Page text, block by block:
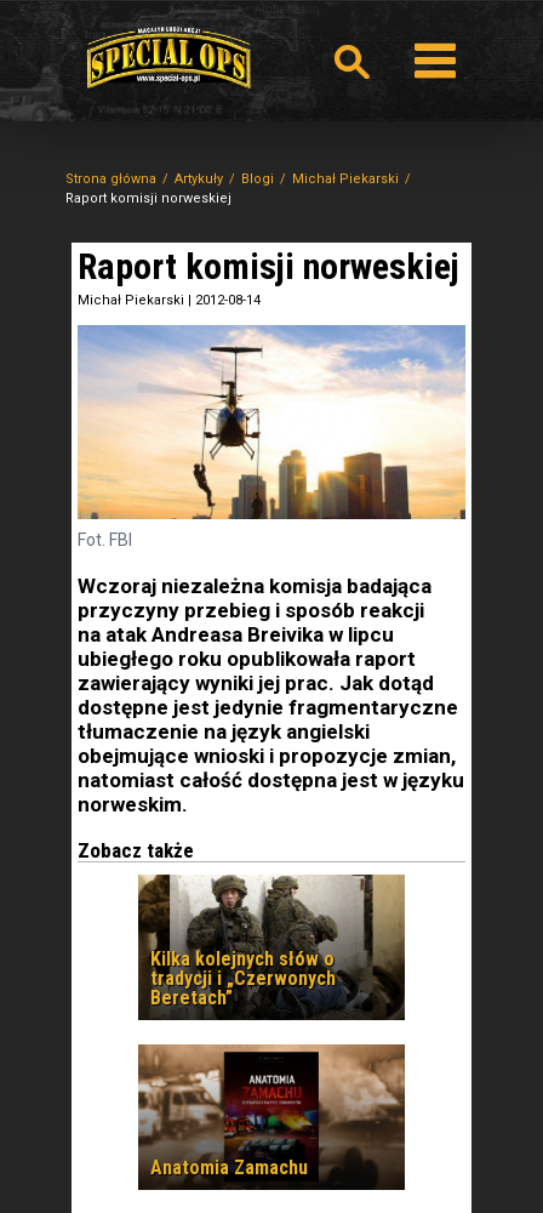
Strona główna Artykuły Blogi
Michał Piekarski
Raport komisji norweskiej
Raport komisji norweskiej
Michał Piekarski | 2012-08-14
Fot. FBI
Wczoraj niezależna komisja badająca
przyczyny przebieg i sposób reakcji
na atak Andreasa Breivika w lipcu
ubiegłego roku opublikowała raport
zawierający wyniki jej prac. Jak dotąd
dostępne jest jedynie fragmentaryczne
tłumaczenie na język angielski
obejmujące wnioski i propozycje zmian,
natomiast całość dostępna jest w języku
norweskim.
Zobacz także
Kilka kolejnych słów o
tradycji i „Czerwonych
Beretach”
Anatomia Zamachu